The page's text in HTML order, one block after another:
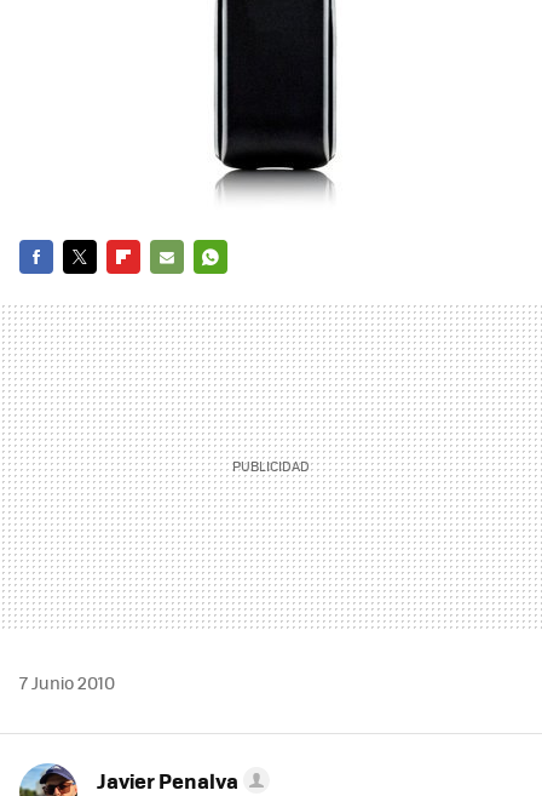
MAIL
7 Junio 2010
Javier Penalva